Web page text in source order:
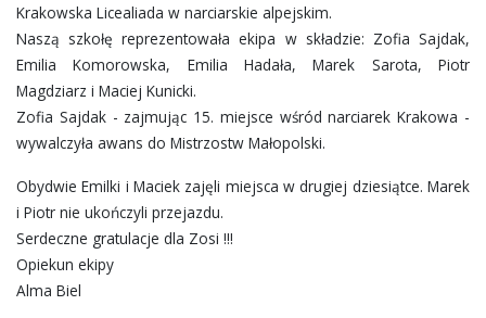
Krakowska Licealiada w narciarskie alpejskim.
Naszą szkołę reprezentowała ekipa w składzie: Zofia Sajdak,
Emilia Komorowska, Emilia Hadała, Marek Sarota, Piotr
Magdziarz i Maciej Kunicki.
Zofia Sajdak - zajmując 15. miejsce wśród narciarek Krakowa -
wywalczyła awans do Mistrzostw Małopolski.
Obydwie Emilki i Maciek zajęli miejsca w drugiej dziesiątce. Marek
i Piotr nie ukończyli przejazdu.
Serdeczne gratulacje dla Zosi !!!
Opiekun ekipy
Alma Biel